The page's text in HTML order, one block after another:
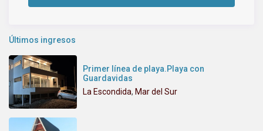
Últimos ingresos
Primer línea de playa.Playa con
Guardavidas
La Escondida, Mar del Sur